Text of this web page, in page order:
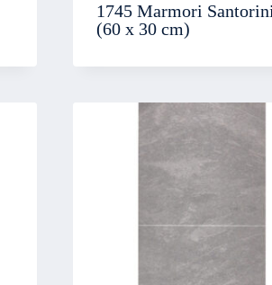
1745 Marmori Santorini
(60 x 30 cm)